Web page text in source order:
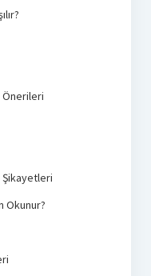
Önerileri
Şikayetleri
Okunur?